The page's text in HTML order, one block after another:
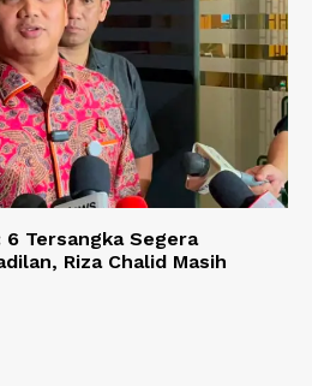
Tersangka Segera
Riza Chalid Masih